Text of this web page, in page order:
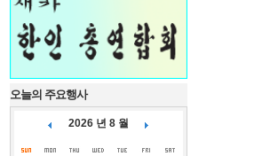
오늘의 주요행사
2026 년 8 월